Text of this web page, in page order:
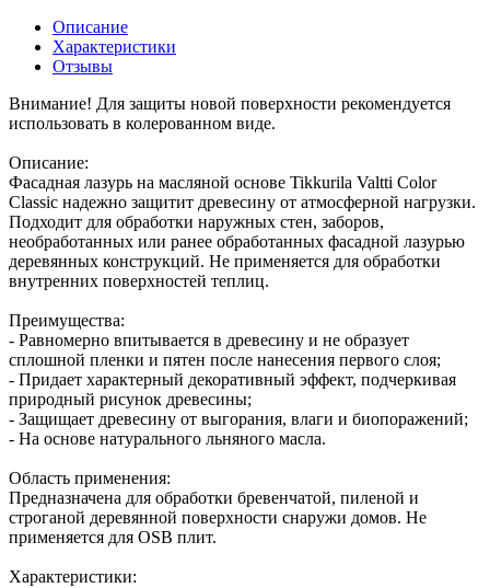
Описание
Характеристики
Отзывы
Внимание! Для защиты новой поверхности рекомендуется
использовать в колерованном виде.
Описание:
Фасадная лазурь на масляной основе Tikkurila Valtti Color
Classic надежно защитит древесину от атмосферной нагрузки.
Подходит для обработки наружных стен, заборов,
необработанных или ранее обработанных фасадной лазурью
деревянных конструкций. Не применяется для обработки
внутренних поверхностей теплиц.
Преимущества:
- Равномерно впитывается в древесину и не образует
сплошной пленки и пятен после нанесения первого слоя;
- Придает характерный декоративный эффект, подчеркивая
природный рисунок древесины;
- Защищает древесину от выгорания, влаги и биопоражений;
- На основе натурального льняного масла.
Область применения:
Предназначена для обработки бревенчатой, пиленой и
строганой деревянной поверхности снаружи домов. Не
применяется для OSB плит.
Характеристики: